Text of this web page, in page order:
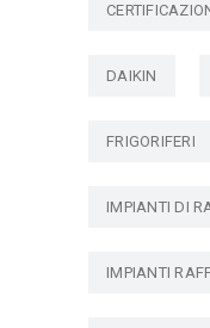
DAIKIN
FRIGORIFERI
IMPIANTI DI
IMPIANTI